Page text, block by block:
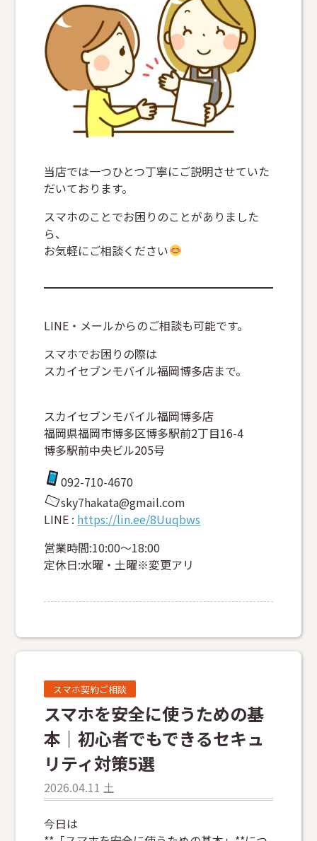
当店では一つひとつ丁寧にご説明させていた
だいております。
スマホのことでお困りのことがありました
ら、
お気軽にご相談ください
LINE・メールからのご相談も可能です。
スマホでお困りの際は
スカイセブンモバイル福岡博多店まで。
スカイセブンモバイル福岡博多店
福岡県福岡市博多区博多駅前2丁目16-4
博多駅前中央ビル205号
092-710-4670
sky7hakata@gmail.com
LINE : https://lin.ee/8Uuqbws
営業時間:10:00～18:00
定休日:水曜・土曜※変更アリ
スマホ契約ご相談
スマホを安全に使うための基
本｜初心者でもできるセキュ
リティ対策5選
2026.04.11 土
今日は